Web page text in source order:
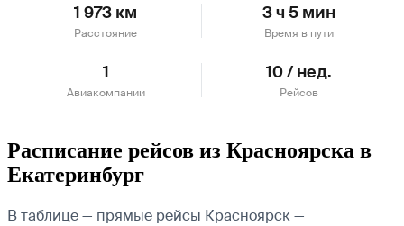
1 973 км
Расстояние
3 ч 5 мин
Время в пути
1
Авиакомпании
10 / нед.
Рейсов
Расписание рейсов из Красноярска в
Екатеринбург
В таблице — прямые рейсы Красноярск —